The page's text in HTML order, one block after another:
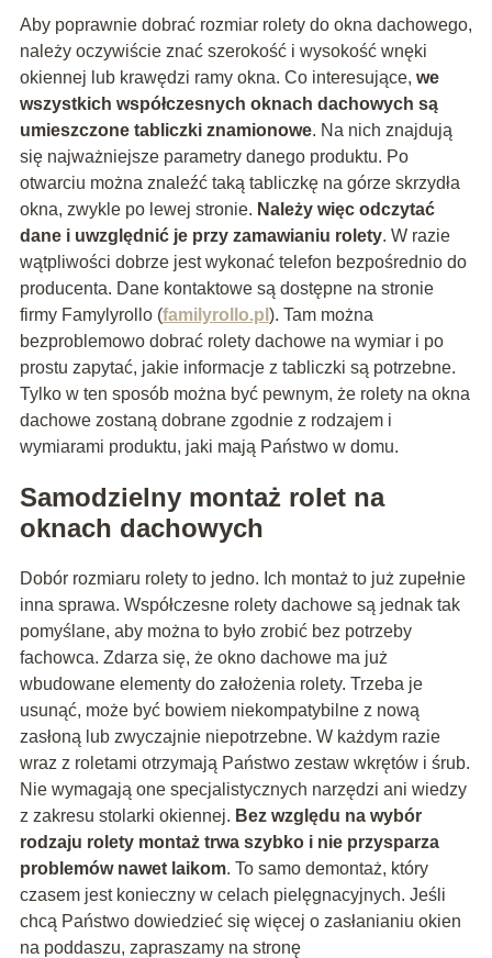
Aby poprawnie dobrać rozmiar rolety do okna dachowego,
należy oczywiście znać szerokość i wysokość wnęki
okiennej lub krawędzi ramy okna. Co interesujące, we
wszystkich współczesnych oknach dachowych są
umieszczone tabliczki znamionowe. Na nich znajdują
się najważniejsze parametry danego produktu. Po
otwarciu można znaleźć taką tabliczkę na górze skrzydła
okna, zwykle po lewej stronie. Należy więc odczytać
dane i uwzględnić je przy zamawianiu rolety. W razie
wątpliwości dobrze jest wykonać telefon bezpośrednio do
producenta. Dane kontaktowe są dostępne na stronie
firmy Famylyrollo (familyrollo.pl ). Tam można
bezproblemowo dobrać rolety dachowe na wymiar i po
prostu zapytać, jakie informacje z tabliczki są potrzebne.
Tylko w ten sposób można być pewnym, że rolety na okna
dachowe zostaną dobrane zgodnie z rodzajem i
wymiarami produktu, jaki mają Państwo w domu.
Samodzielny montaż rolet na
oknach dachowych
Dobór rozmiaru rolety to jedno. Ich montaż to już zupełnie
inna sprawa. Współczesne rolety dachowe są jednak tak
pomyślane, aby można to było zrobić bez potrzeby
fachowca. Zdarza się, że okno dachowe ma już
wbudowane elementy do założenia rolety. Trzeba je
usunąć, może być bowiem niekompatybilne z nową
zasłoną lub zwyczajnie niepotrzebne. W każdym razie
wraz z roletami otrzymają Państwo zestaw wkrętów i śrub.
Nie wymagają one specjalistycznych narzędzi ani wiedzy
z zakresu stolarki okiennej. Bez względu na wybór
rodzaju rolety montaż trwa szybko i nie przysparza
problemów nawet laikom. To samo demontaż, który
czasem jest konieczny w celach pielęgnacyjnych. Jeśli
chcą Państwo dowiedzieć się więcej o zasłanianiu okien
na poddaszu, zapraszamy na stronę